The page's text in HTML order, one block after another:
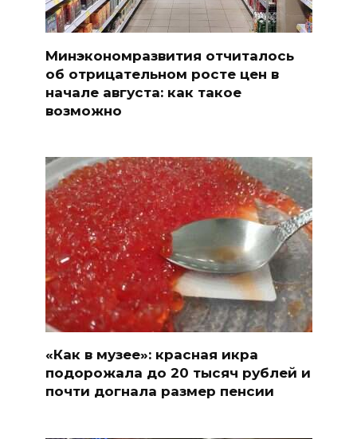
Минэкономразвития отчиталось
об отрицательном росте цен в
начале августа: как такое
возможно
«Как в музее»: красная икра
подорожала до 20 тысяч рублей и
почти догнала размер пенсии